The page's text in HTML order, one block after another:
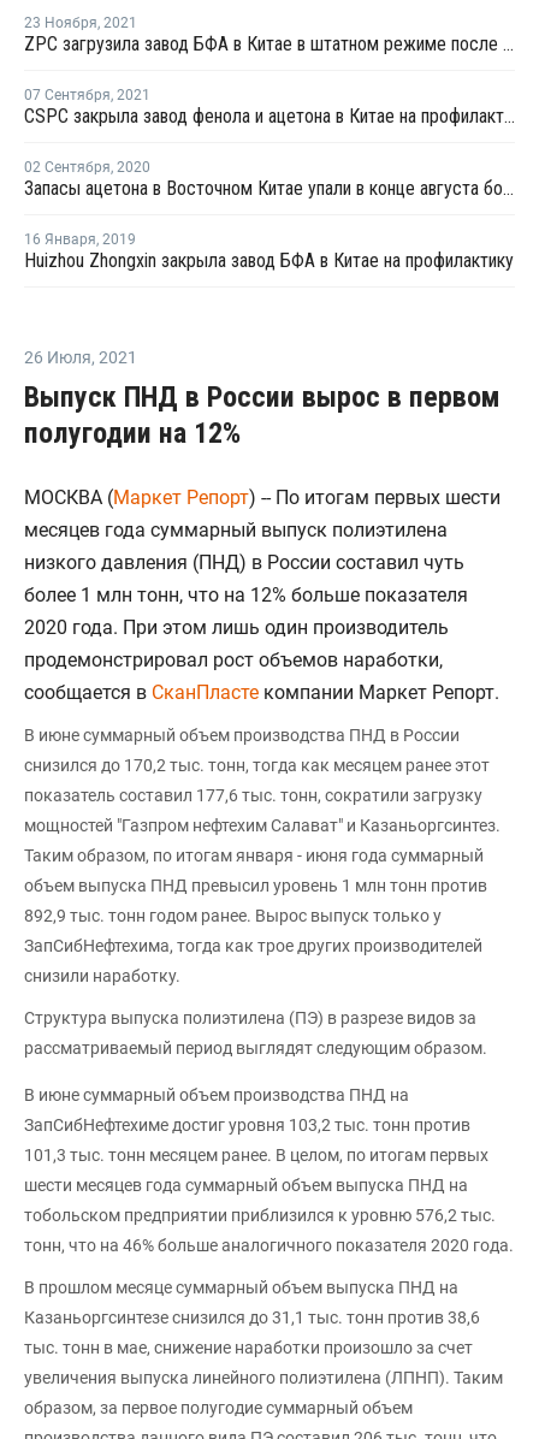
23 Ноября, 2021
ZPC загрузила завод БФА в Китае в штатном режиме после перезапуска
07 Сентября, 2021
CSPC закрыла завод фенола и ацетона в Китае на профилактику
02 Сентября, 2020
Запасы ацетона в Восточном Китае упали в конце августа более чем на четверть
16 Января, 2019
Huizhou Zhongxin закрыла завод БФА в Китае на профилактику
26 Июля, 2021
Выпуск ПНД в России вырос в первом
полугодии на 12%
МОСКВА (Маркет Репорт) -- По итогам первых шести
месяцев года суммарный выпуск полиэтилена
низкого давления (ПНД) в России составил чуть
более 1 млн тонн, что на 12% больше показателя
2020 года. При этом лишь один производитель
продемонстрировал рост объемов наработки,
сообщается в СканПласте компании Маркет Репорт.
В июне суммарный объем производства ПНД в России
снизился до 170,2 тыс. тонн, тогда как месяцем ранее этот
показатель составил 177,6 тыс. тонн, сократили загрузку
мощностей "Газпром нефтехим Салават" и Казаньоргсинтез.
Таким образом, по итогам января - июня года суммарный
объем выпуска ПНД превысил уровень 1 млн тонн против
892,9 тыс. тонн годом ранее. Вырос выпуск только у
ЗапСибНефтехима, тогда как трое других производителей
снизили наработку.
Структура выпуска полиэтилена (ПЭ) в разрезе видов за
рассматриваемый период выглядят следующим образом.
В июне суммарный объем производства ПНД на
ЗапСибНефтехиме достиг уровня 103,2 тыс. тонн против
101,3 тыс. тонн месяцем ранее. В целом, по итогам первых
шести месяцев года суммарный объем выпуска ПНД на
тобольском предприятии приблизился к уровню 576,2 тыс.
тонн, что на 46% больше аналогичного показателя 2020 года.
В прошлом месяце суммарный объем выпуска ПНД на
Казаньоргсинтезе снизился до 31,1 тыс. тонн против 38,6
тыс. тонн в мае, снижение наработки произошло за счет
увеличения выпуска линейного полиэтилена (ЛПНП). Таким
образом, за первое полугодие суммарный объем